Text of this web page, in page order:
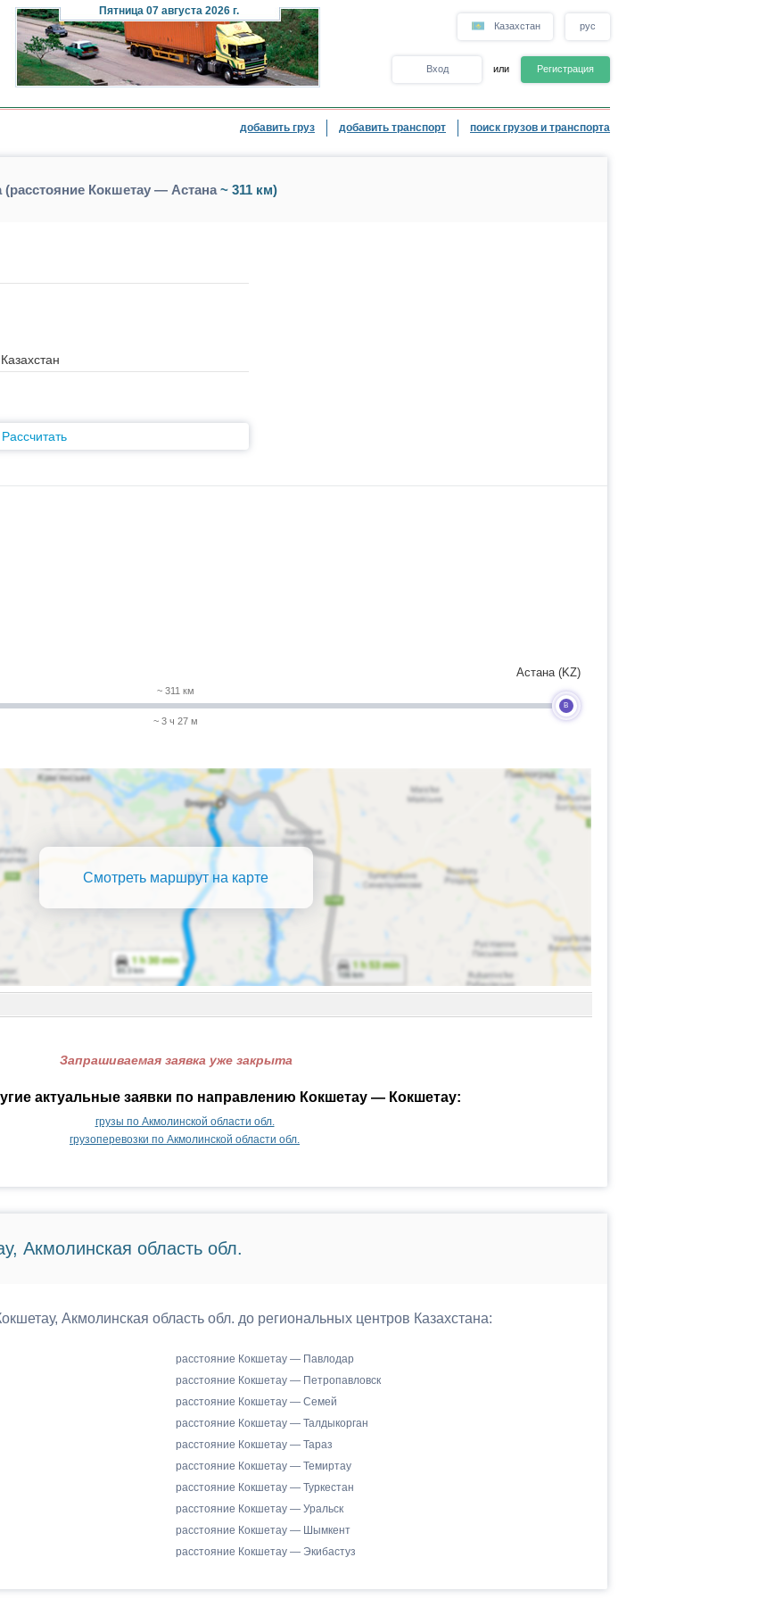
Пятница07 августа 2026 г.
Казахстан рус
Вход или Регистрация
добавить груз добавить транспорт поиск грузов и транспорта
(расстояние Кокшетау — Астана~ 311 км)
Рассчитать
~ 311 км
~ 3 ч 27 м
B
Астана (KZ)
Смотреть маршрут на карте
Запрашиваемая заявка уже закрыта
актуальные заявки по направлению Кокшетау — Кокшетау:
грузы по Акмолинской области обл.
грузоперевозки по Акмолинской области обл.
Акмолинская область обл.
Акмолинская область обл. до региональных центров Казахстана:
расстояние Кокшетау — Павлодар
расстояние Кокшетау — Петропавловск
расстояние Кокшетау — Семей
расстояние Кокшетау — Талдыкорган
расстояние Кокшетау — Тараз
расстояние Кокшетау — Темиртау
расстояние Кокшетау — Туркестан
расстояние Кокшетау — Уральск
расстояние Кокшетау — Шымкент
расстояние Кокшетау — Экибастуз